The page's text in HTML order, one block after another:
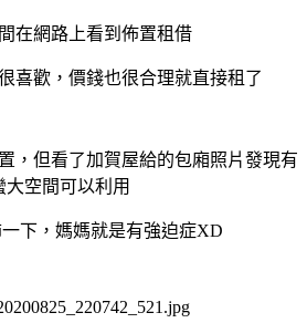
在網路上看到佈置租借
喜歡，價錢也很合理就直接租了
，但看了加賀屋給的包廂照片發現有
大空間可以利用
下，媽媽就是有強迫症XD